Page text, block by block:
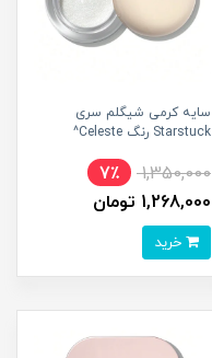
سایه کرمی شیگلم سری
Starstuck رنگ Celeste^
1,350,000
7٪
1,268,000 تومان